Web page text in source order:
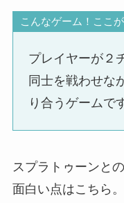
こんなゲーム！ここ
プレイヤーが２
同士を戦わせな
り合うゲームで
スプラトゥーンと
面白い点はこちら。